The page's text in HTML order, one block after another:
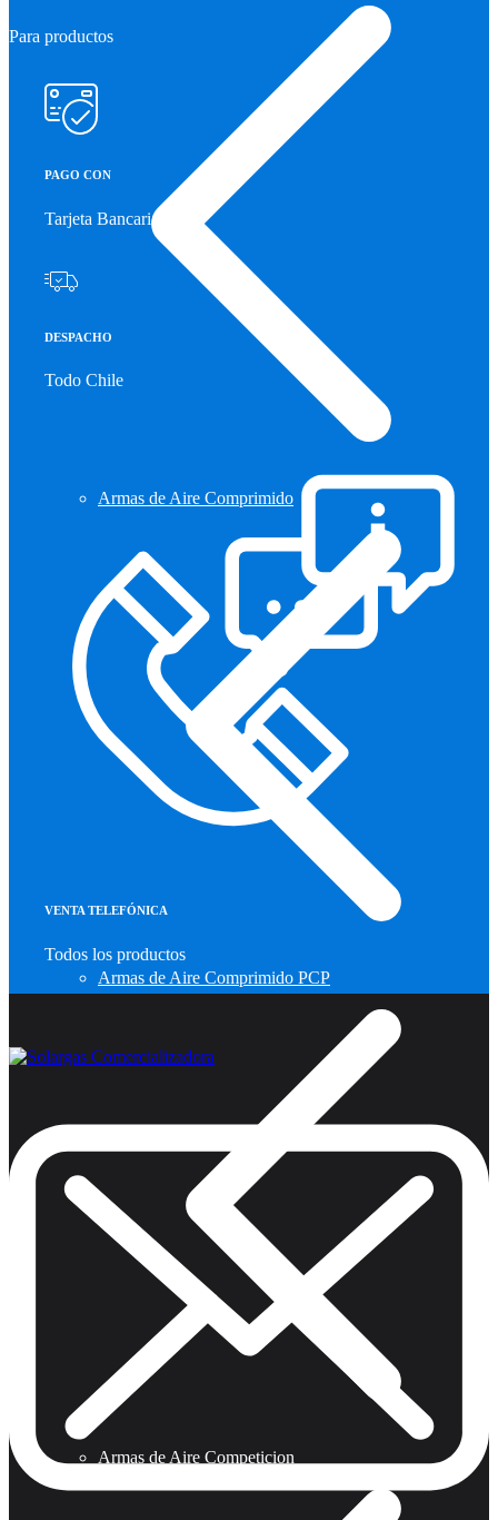
Armas de Aire Comprimido
Armas de Aire Comprimido PCP
Armas de Aire Competicion
Para productos
PAGO CON
Tarjeta Bancaria
DESPACHO
Todo Chile
VENTA TELEFÓNICA
Todos los productos